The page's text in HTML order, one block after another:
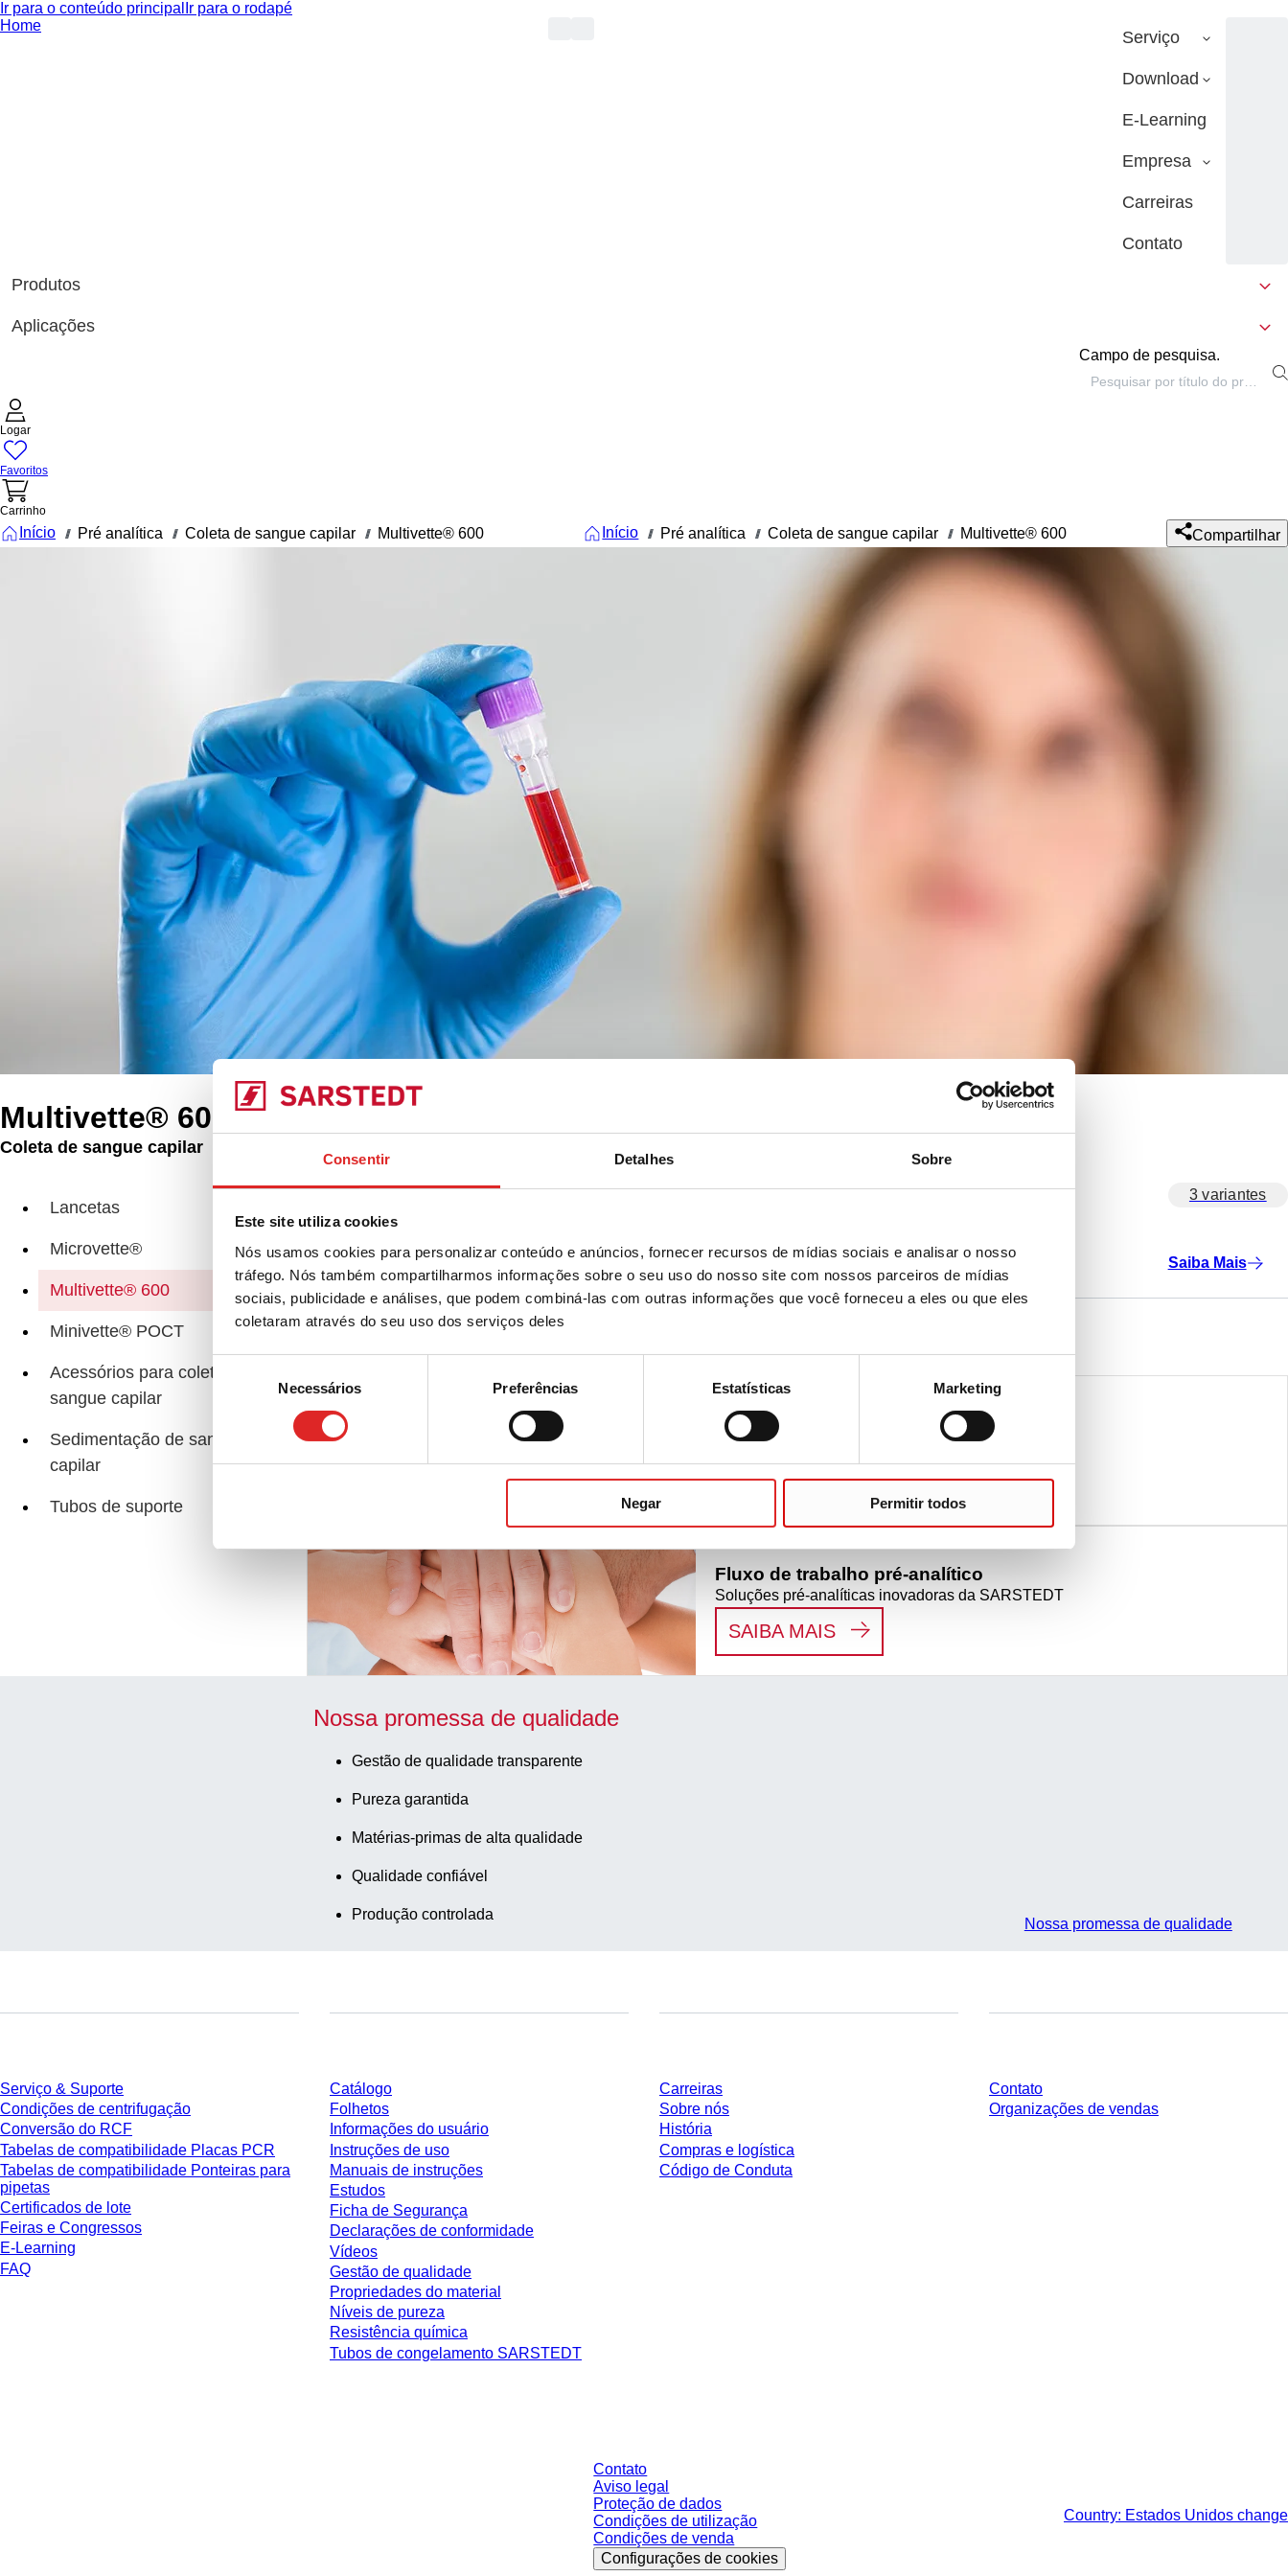
Consentir Detalhes Sobre
Este site utiliza cookies
Nós usamos cookies para personalizar conteúdo e anúncios, fornecer recursos de mídias sociais e analisar o nosso
tráfego. Nós também compartilharmos informações sobre o seu uso do nosso site com nossos parceiros de mídias
sociais, publicidade e análises, que podem combiná-las com outras informações que você forneceu a eles ou que eles
coletaram através do seu uso dos serviços deles
Seleção
consentimento
Necessários Preferências Estatísticas Marketing
Negar Permitir todos
Ir para o conteúdo principal Ir para o rodapé
Home
Serviço
Download
E-Learning
Empresa
Carreiras
Contato
Produtos
Aplicações
Campo de pesquisa.
Logar
Favoritos
Carrinho
Início /// Pré analítica /// Coleta de sangue capilar /// Multivette® 600 Início /// Pré analítica /// Coleta de sangue capilar /// Multivette® 600 Compartilhar
Multivette® 600
Coleta de sangue capilar
Lancetas
Microvette®
Multivette® 600
Minivette® POCT
Acessórios para coleta de
sangue capilar
Sedimentação de sangue
capilar
Tubos de suporte
Produtos
Multivette® 600 3 variantes
Saiba Mais
Coleta de sangue suave em animais
Fácil de usar e bom para o animal
SAIBA MAIS:COLETA DE SANGUE SUAVE EM ANIMAIS
Fluxo de trabalho pré-analítico
Soluções pré-analíticas inovadoras da SARSTEDT
SAIBA MAIS: FLUXO DE TRABALHO PRÉ-ANALÍTICO
Nossa promessa de qualidade
Gestão de qualidade transparente
Pureza garantida
Matérias-primas de alta qualidade
Qualidade confiável
Produção controlada
Nossa promessa de qualidade
Serviço & Suporte
Condições de centrifugação
Conversão do RCF
Tabelas de compatibilidade Placas PCR
Tabelas de compatibilidade Ponteiras para
pipetas
Certificados de lote
Feiras e Congressos
E-Learning
FAQ
Catálogo
Folhetos
Informações do usuário
Instruções de uso
Manuais de instruções
Estudos
Ficha de Segurança
Declarações de conformidade
Vídeos
Gestão de qualidade
Propriedades do material
Níveis de pureza
Resistência química
Tubos de congelamento SARSTEDT
Carreiras
Sobre nós
História
Compras e logística
Código de Conduta
Contato
Organizações de vendas
Contato
Aviso legal
Proteção de dados
Condições de utilização
Condições de venda
Configurações de cookies
Country: Estados Unidos change